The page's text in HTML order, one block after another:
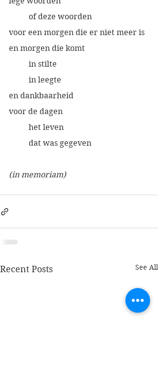
	of deze woorden
voor een morgen die er niet meer is
en morgen die komt
	in stilte
	in leegte
en dankbaarheid
voor de dagen
	het leven
	dat was gegeven
(in memoriam)
Recent Posts See All